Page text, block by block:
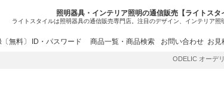
照明器具・インテリア照明の通信販売【ライトスタ
ライトスタイルは照明器具の通信販売専門店。注目のデザイン、インテリア照
無料〕 ID・パスワード 商品一覧・商品検索 お問い合わせ お見
ODELIC オーデリッ